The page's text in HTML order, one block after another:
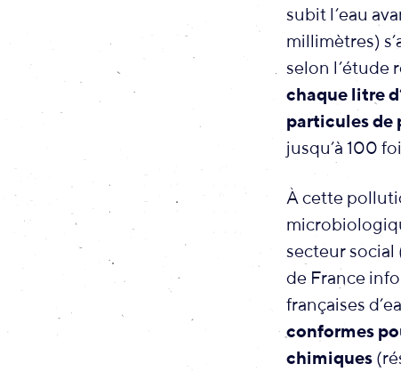
subit l’eau
millimètres)
selon l’étude
chaque litre
particules de
jusqu’à 100
À cette
secteur
de France
françaises
conformes
chimiques